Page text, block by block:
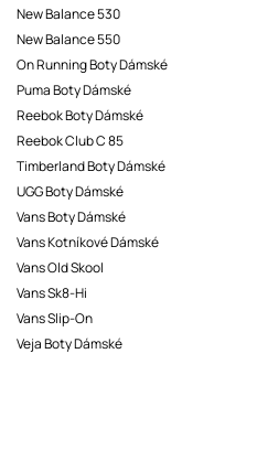
New Balance 530
New Balance 550
On Running Boty Dámské
Puma Boty Dámské
Reebok Boty Dámské
Reebok Club C 85
Timberland Boty Dámské
UGG Boty Dámské
Vans Boty Dámské
Vans Kotníkové Dámské
Vans Old Skool
Vans Sk8-Hi
Vans Slip-On
Veja Boty Dámské